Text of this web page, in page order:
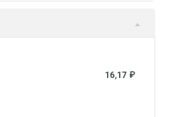
16,17 ₽